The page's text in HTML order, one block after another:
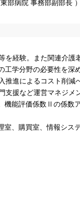
部病院 事務部副部長 ）
経験。また関連介
学分野の必要性を深め
進によるコスト削
援など運営マネジメ
能評価係数Ⅱの係
、購買室、情報シ